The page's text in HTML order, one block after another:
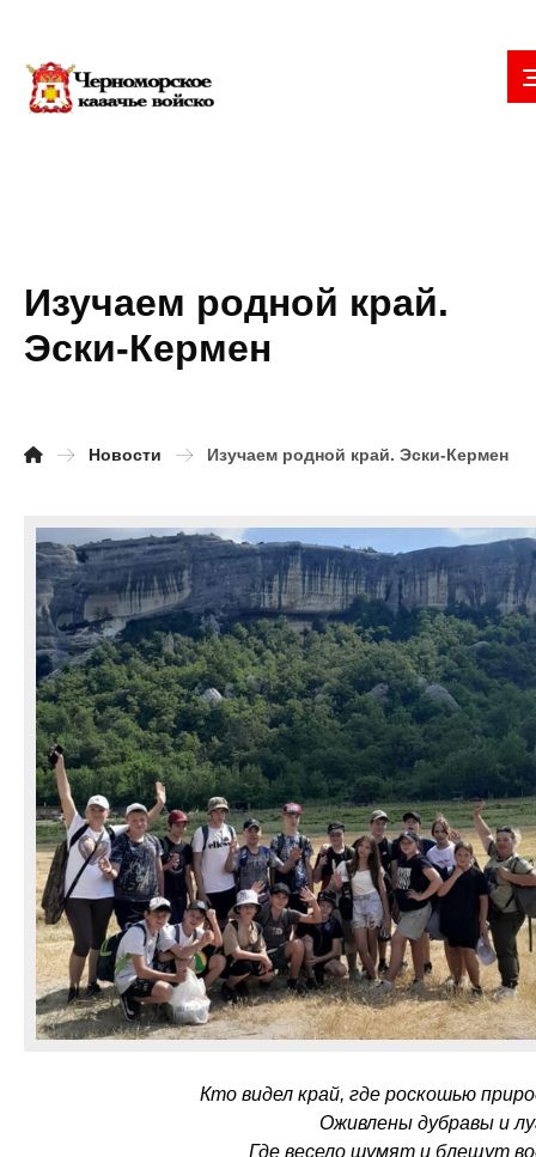
Изучаем родной край.
Эски-Кермен
Новости Изучаем родной край. Эски-Кермен
Кто видел край, где роскошью
Оживлены дубравы и
Где весело шумят и блещут